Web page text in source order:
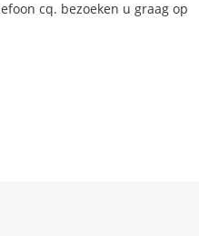
cq. bezoeken u graag op